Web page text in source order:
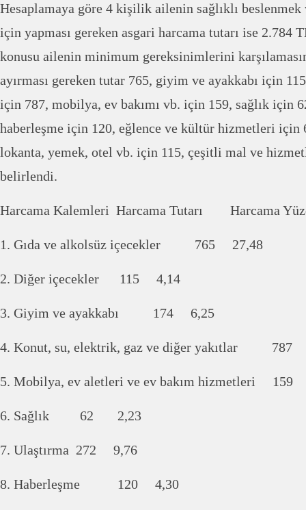
Hesaplamaya göre 4 kişilik ailenin sağlıklı
için yapması gereken asgari harcama tutarı ise 2.784
konusu ailenin minimum gereksinimlerini
ayırması gereken tutar 765, giyim ve ayakkabı için
için 787, mobilya, ev bakımı vb. için 159, sağlık için
haberleşme için 120, eğlence ve kültür hizmetleri
lokanta, yemek, otel vb. için 115, çeşitli mal ve
belirlendi.
Harcama Kalemleri Harcama Tutarı Harcama
1. Gıda ve alkolsüz içecekler 765 27,48
2. Diğer içecekler 115 4,14
3. Giyim ve ayakkabı 174 6,25
4. Konut, su, elektrik, gaz ve diğer yakıtlar 787
5. Mobilya, ev aletleri ve ev bakım hizmetleri
6. Sağlık 62 2,23
7. Ulaştırma 272 9,76
8. Haberleşme 120 4,30